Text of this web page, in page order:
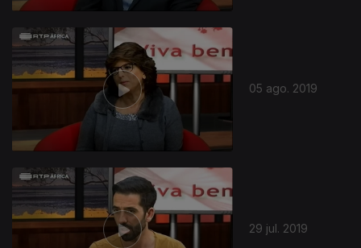
05 ago. 2019
29 jul. 2019
419699